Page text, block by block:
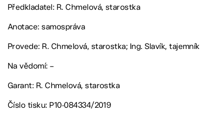
Předkladatel: R. Chmelová, starostka
Anotace: samospráva
Provede: R. Chmelová, starostka; Ing. Slavík, tajemník
Na vědomí: –
Garant: R. Chmelová, starostka
Číslo tisku: P10-084334/2019